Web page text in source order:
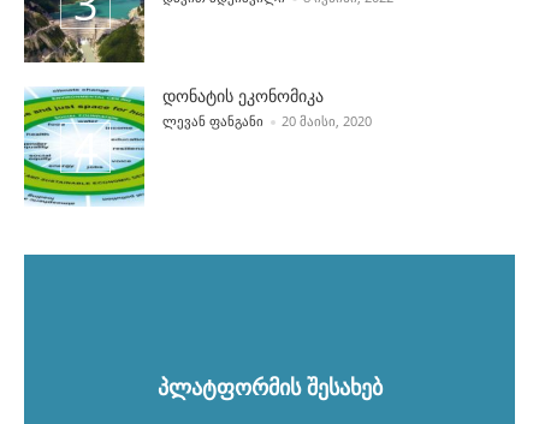
დონატის ეკონომიკა
POSTED BY
ᲚᲔᲕᲐᲜ ᲤᲐᲜᲒᲐᲜᲘ 20 ᲛᲐᲘᲡᲘ, 2020
პლატფორმის შესახებ